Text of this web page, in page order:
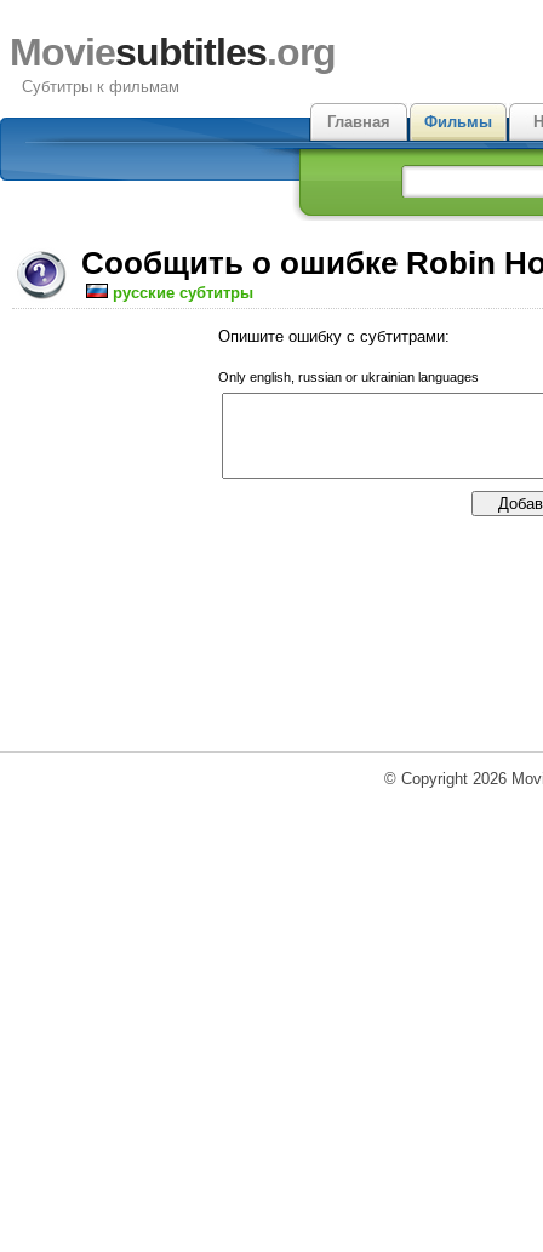
Moviesubtitles.org
Субтитры к фильмам
Главная
Фильмы
Сообщить о ошибке Robin
русские субтитры
Опишите ошибку с субтитрами:
Only english, russian or ukrainian languages
© Copyright 2026